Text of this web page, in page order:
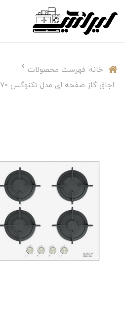
خانه فهرست محصولات
اجاق گاز صفحه ای مدل تکنوگس TTG-۱۵۹۷۰